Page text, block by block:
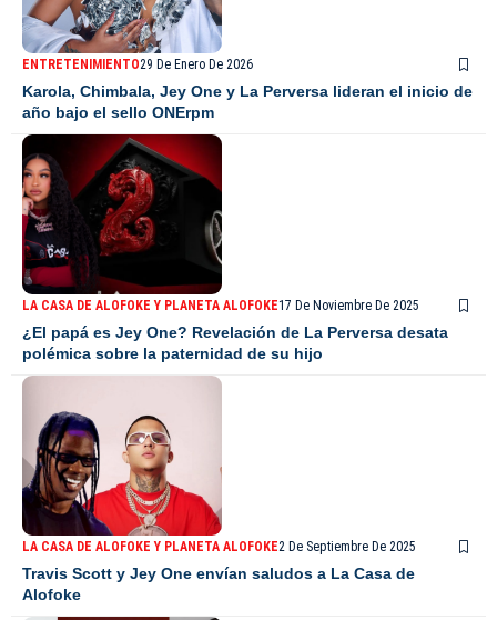
ENTRETENIMIENTO29 De Enero De 2026
Karola, Chimbala, Jey One y La Perversa lideran el inicio de
año bajo el sello ONErpm
LA CASA DE ALOFOKE Y PLANETA ALOFOKE17 De Noviembre De 2025
¿El papá es Jey One? Revelación de La Perversa desata
polémica sobre la paternidad de su hijo
LA CASA DE ALOFOKE Y PLANETA ALOFOKE2 De Septiembre De 2025
Travis Scott y Jey One envían saludos a La Casa de
Alofoke